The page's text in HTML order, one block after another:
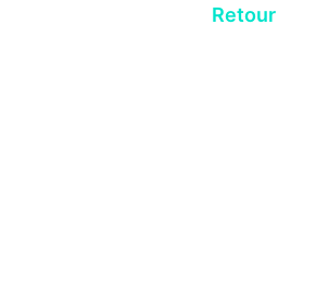
Retour